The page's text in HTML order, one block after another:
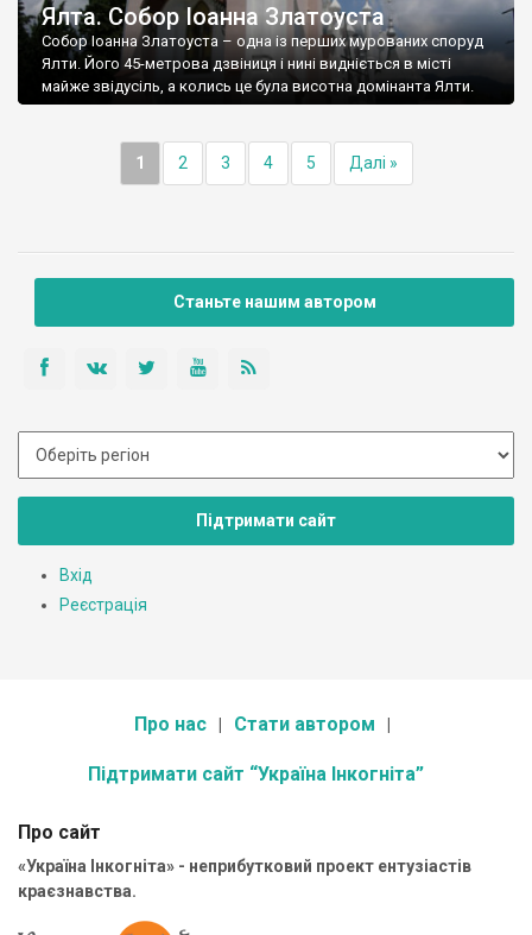
Ялта. Собор Іоанна Златоуста
Собор Іоанна Златоуста – одна із перших мурованих споруд
Ялти. Його 45-метрова дзвіниця і нині видніється в місті
майже звідусіль, а колись це була висотна домінанта Ялти.
1 2 3 4 5 Далі »
Станьте нашим автором
Підтримати сайт
Вхід
Реєстрація
Про нас Стати автором
Підтримати сайт “Україна Інкогніта”
Про сайт
«Україна Інкогніта» - неприбутковий проект ентузіастів
краєзнавства.